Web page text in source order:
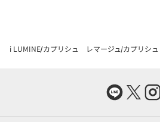
i LUMINE カプリシュ レマージュ カプリシ